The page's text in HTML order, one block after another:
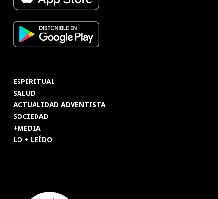
ESPIRITUAL
SALUD
ACTUALIDAD ADVENTISTA
SOCIEDAD
+MEDIA
LO + LEÍDO